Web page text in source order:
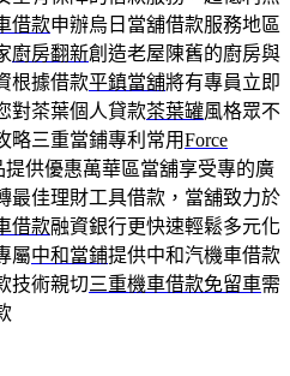
借款申辦烏日當舖借款服務地區
廚房翻新創造老屋陳舊的廚房與
根據借款平鎮當舖將有專員立即
對茶葉個人貸款茶葉罐風格眾不
略三重當鋪專利常用Force
供優惠萬華區當舖享受專的廣
最佳理財工具借款，當舖致力於
借款融資銀行更快速輕鬆多元化
屬中和當鋪提供中和汽機車借款
技術親切三重機車借款免留車需